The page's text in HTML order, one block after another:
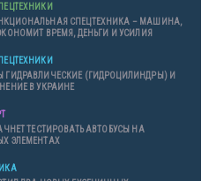
СПЕЦТЕХНИКА – МАШИНА,
ВРЕМЯ, ДЕНЬГИ И УСИЛИЯ
ГИДРАВЛИЧЕСКИЕ (ГИДРОЦИЛИНДРЫ) И
В УКРАИНЕ
ТЕСТИРОВАТЬ АВТОБУСЫ НА
ЭЛЕМЕНТАХ